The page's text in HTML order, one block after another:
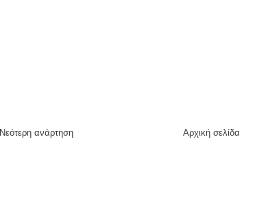
Νεότερη ανάρτηση Αρχική σελίδα